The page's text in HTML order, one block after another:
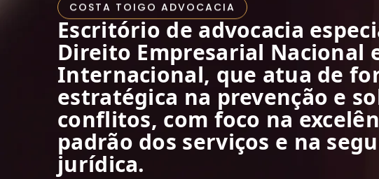
COSTA TOIGO ADVOCACIA
Escritório de advocacia
Direito Empresarial Nacional
Internacional, que atua de
estratégica na prevenção e
conflitos, com foco na
padrão dos serviços e na
jurídica.